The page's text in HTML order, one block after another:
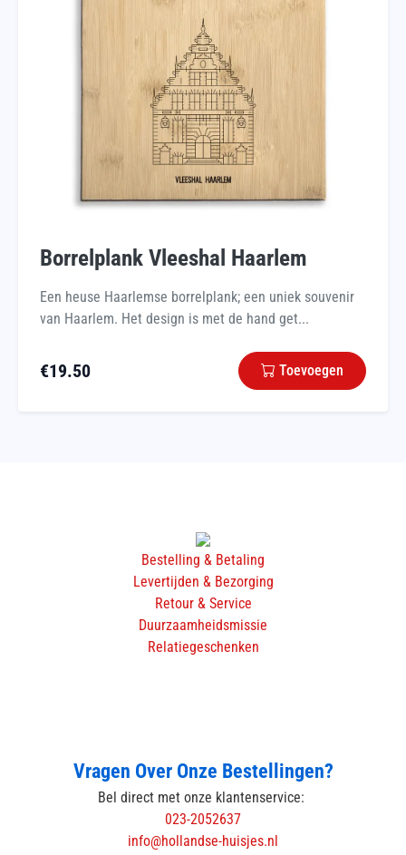
Borrelplank Vleeshal Haarlem
Een heuse Haarlemse borrelplank; een uniek souvenir
van Haarlem. Het design is met de hand get...
€19.50 Toevoegen
Bestelling & Betaling
Levertijden & Bezorging
Retour & Service
Duurzaamheidsmissie
Relatiegeschenken
Vragen Over Onze Bestellingen?
Bel direct met onze klantenservice:
023-2052637
info@hollandse-huisjes.nl